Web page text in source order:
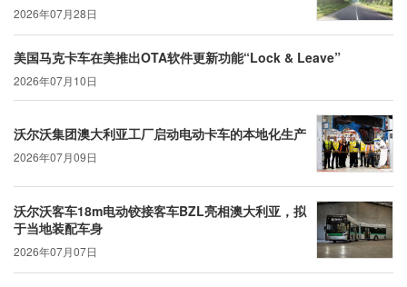
2026年07月28日
美国马克卡车在美推出OTA软件更新功能“Lock & Leave”
2026年07月10日
沃尔沃集团澳大利亚工厂启动电动卡车的本地化生产
2026年07月09日
沃尔沃客车18m电动铰接客车BZL亮相澳大利亚，拟
于当地装配车身
2026年07月07日